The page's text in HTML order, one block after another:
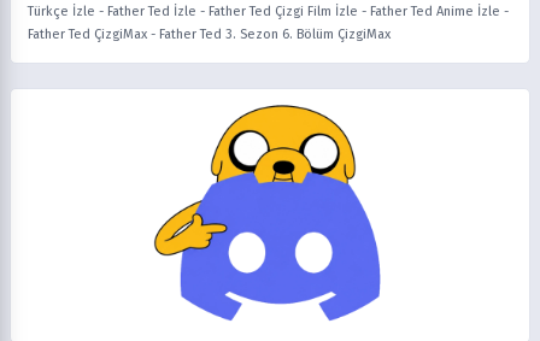
Türkçe İzle - Father Ted İzle - Father Ted Çizgi Film İzle - Father Ted Anime İzle -
Father Ted ÇizgiMax - Father Ted 3. Sezon 6. Bölüm ÇizgiMax